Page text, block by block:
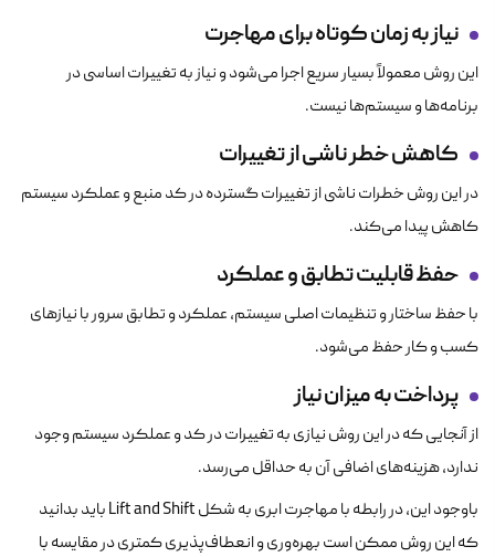
نیاز به زمان کوتاه برای مهاجرت
این روش معمولاً بسیار سریع اجرا می‌شود و نیاز به تغییرات اساسی در
برنامه‌ها و سیستم‌ها نیست.
کاهش خطر ناشی از تغییرات
در این روش خطرات ناشی از تغییرات گسترده در کد منبع و عملکرد سیستم
کاهش پیدا می‌کند.
حفظ قابلیت تطابق و عملکرد
با حفظ ساختار و تنظیمات اصلی سیستم، عملکرد و تطابق سرور با نیازهای
کسب و کار حفظ می‌شود.
پرداخت به میزان نیاز
از آنجایی که در این روش نیازی به تغییرات در کد و عملکرد سیستم وجود
ندارد، هزینه‌های اضافی آن به حداقل می‌رسد.
باوجود این، در رابطه با مهاجرت ابری به شکل Lift and Shift باید بدانید
که این روش ممکن است بهره‌وری و انعطاف‌پذیری کمتری در مقایسه با